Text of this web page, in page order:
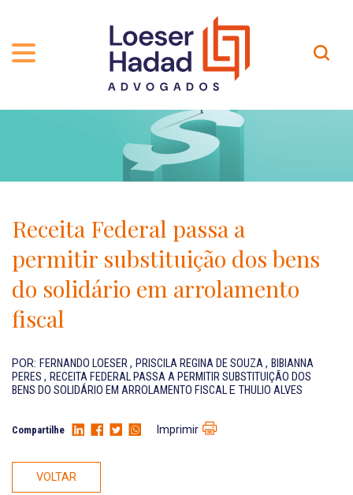
INCLUSÃO E DIVERSIDADE
PRÊMIOS
NOSSA EQUIPE
PROFISSIONAIS
CARREIRA
Contato
Localização
EN-US
Receita Federal passa a
permitir substituição dos bens
do solidário em arrolamento
fiscal
POR: FERNANDO LOESER, PRISCILA REGINA DE SOUZA, BIBIANNA
PERES , RECEITA FEDERAL PASSA A PERMITIR SUBSTITUIÇÃO DOS
BENS DO SOLIDÁRIO EM ARROLAMENTO FISCAL E THULIO ALVES
Compartilhe Imprimir
VOLTAR